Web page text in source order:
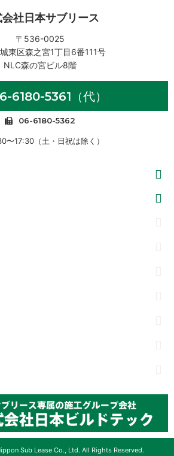
社日本サブリース
〒536-0025
東区森之宮1丁目6番111号
NLC森の宮ビル8階
6180-5361 （代）
06-6180-5362
〜17:30（土・日祝は除く）
Sub Lease Co., Ltd. All Rights Reserved.